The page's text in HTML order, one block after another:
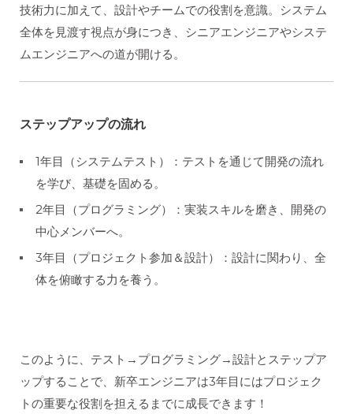
技術力に加えて、設計やチームでの役割を意識。システム
全体を見渡す視点が身につき、シニアエンジニアやシステ
ムエンジニアへの道が開ける。
ステップアップの流れ
1年目（システムテスト）：テストを通じて開発の流れ
を学び、基礎を固める。
2年目（プログラミング）：実装スキルを磨き、開発の
中心メンバーへ。
3年目（プロジェクト参加＆設計）：設計に関わり、全
体を俯瞰する力を養う。
このように、テスト→プログラミング→設計とステップア
ップすることで、新卒エンジニアは3年目にはプロジェク
トの重要な役割を担えるまでに成長できます！